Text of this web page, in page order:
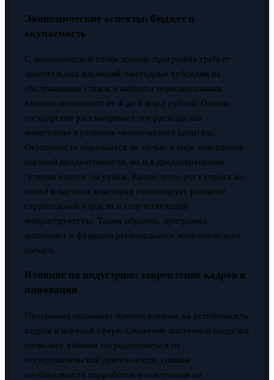
Экономические аспекты: бюджет и
окупаемость
С экономической точки зрения, программа требует
значительных вложений: ежегодные субсидии на
обслуживание ставок и выплаты первоначальных
взносов составляют от 4 до 6 млрд рублей. Однако
государство рассматривает эти расходы как
инвестиции в развитие человеческого капитала.
Окупаемость выражается не только в виде повышения
научной продуктивности, но и в предотвращении
"утечки мозгов" за рубеж. Кроме того, рост спроса на
жильё в научных кластерах стимулирует развитие
строительной отрасли и сопутствующей
инфраструктуры. Таким образом, программа
выполняет и функцию регионального экономического
рычага.
Влияние на индустрию: закрепление кадров и
инновации
Программа оказывает прямое влияние на устойчивость
кадров в научной сфере. Снижение ипотечной нагрузки
позволяет учёным сосредоточиться на
исследовательской деятельности, снижая
необходимость подработок и отвлечения на